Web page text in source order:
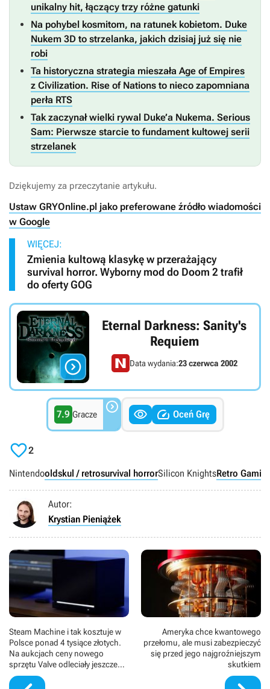
unikalny hit, łączący trzy różne gatunki
Na pohybel kosmitom, na ratunek kobietom. Duke
Nukem 3D to strzelanka, jakich dzisiaj już się nie
robi
Ta historyczna strategia mieszała Age of Empires
z Civilization. Rise of Nations to nieco zapomniana
perła RTS
Tak zaczynał wielki rywal Duke’a Nukema. Serious
Sam: Pierwsze starcie to fundament kultowej serii
strzelanek
Dziękujemy za przeczytanie artykułu.
Ustaw GRYOnline.pl jako preferowane źródło wiadomości
w Google
WIĘCEJ:
Zmienia kultową klasykę w przerażający
survival horror. Wyborny mod do Doom 2 trafił
do oferty GOG

Eternal Darkness: Sanity's
Requiem
Data wydania:23 czerwca 2002
7.9 Gracze    Oceń Grę
2
Nintendooldskul / retrosurvival horrorSilicon KnightsRetro
Autor:
Krystian Pieniążek
Steam Machine i tak kosztuje w
Polsce ponad 4 tysiące złotych.
Na aukcjach ceny nowego
sprzętu Valve odleciały jeszcze
bardziej
Ameryka chce kwantowego
przełomu, ale musi zabezpieczyć
się przed jego najgroźniejszym
skutkiem